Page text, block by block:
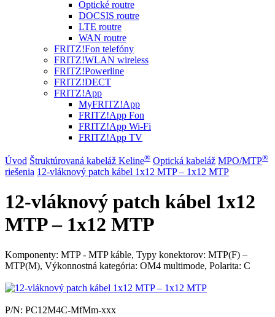
Optické routre
DOCSIS routre
LTE routre
WAN routre
FRITZ!Fon telefóny
FRITZ!WLAN wireless
FRITZ!Powerline
FRITZ!DECT
FRITZ!App
MyFRITZ!App
FRITZ!App Fon
FRITZ!App Wi-Fi
FRITZ!App TV
Úvod Štruktúrovaná kabeláž Keline® Optická kabeláž MPO/MTP®
riešenia 12-vláknový patch kábel 1x12 MTP – 1x12 MTP
12-vláknový patch kábel 1x12
MTP – 1x12 MTP
Komponenty: MTP - MTP káble, Typy konektorov: MTP(F) –
MTP(M), Výkonnostná kategória: OM4 multimode, Polarita: C
P/N: PC12M4C-MfMm-xxx